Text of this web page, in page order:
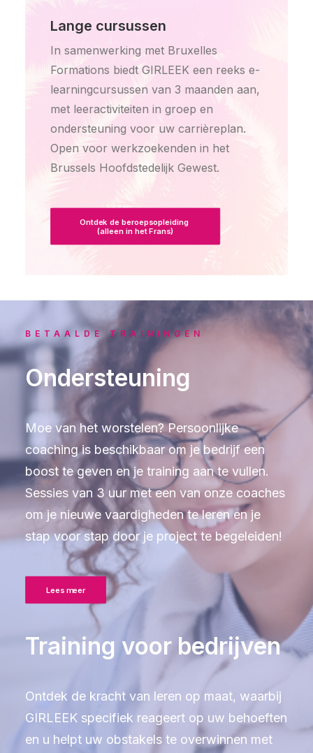
Lange cursussen
In samenwerking met Bruxelles
Formations biedt GIRLEEK een reeks e-
learningcursussen van 3 maanden aan,
met leeractiviteiten in groep en
ondersteuning voor uw carrièreplan.
Open voor werkzoekenden in het
Brussels Hoofdstedelijk Gewest.
Ontdek de beroepsopleiding
(alleen in het Frans)
BETAALDE TRAININGEN
Ondersteuning
Moe van het worstelen? Persoonlijke
coaching is beschikbaar om je bedrijf een
boost te geven en je training aan te vullen.
Sessies van 3 uur met een van onze coaches
om je nieuwe vaardigheden te leren en je
stap voor stap door je project te begeleiden!
Lees meer
Training voor bedrijven
Ontdek de kracht van leren op maat, waarbij
GIRLEEK specifiek reageert op uw behoeften
en u helpt uw obstakels te overwinnen met